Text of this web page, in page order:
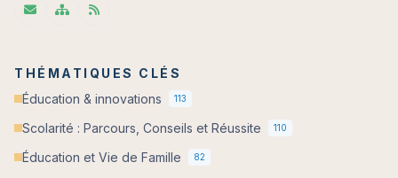
THÉMATIQUES CLÉS
Éducation & innovations
113
Scolarité : Parcours, Conseils et Réussite 110
Éducation et Vie de Famille 82